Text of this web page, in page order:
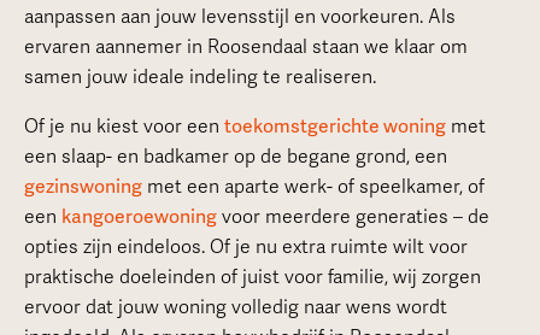
aanpassen aan jouw levensstijl en voorkeuren. Als
ervaren aannemer in Roosendaal staan we klaar om
samen jouw ideale indeling te realiseren.
Of je nu kiest voor een toekomstgerichte woningmet
een slaap- en badkamer op de begane grond, een
gezinswoningmet een aparte werk- of speelkamer, of
een kangoeroewoningvoor meerdere generaties – de
opties zijn eindeloos. Of je nu extra ruimte wilt voor
praktische doeleinden of juist voor familie, wij zorgen
ervoor dat jouw woning volledig naar wens wordt